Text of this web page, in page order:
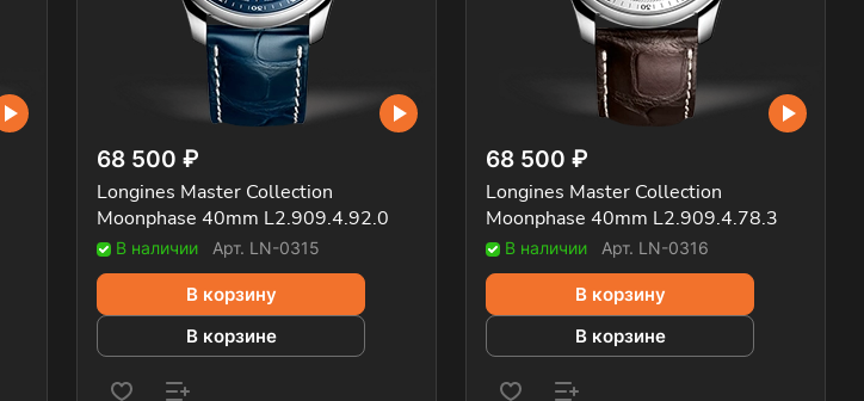
68 500 ₽
Longines Master Collection
Moonphase 40mm L2.909.4.92.0
В наличии Арт. LN-0315
В корзину
В корзине
68 500 ₽
Longines Master Collection
Moonphase 40mm L2.909.4.78.3
В наличии Арт. LN-0316
В корзину
В корзине